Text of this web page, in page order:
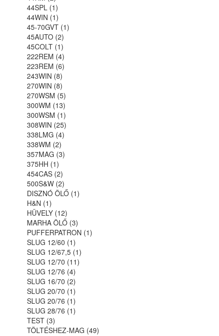
44SPL (1)
44WIN (1)
45-70GVT (1)
45AUTO (2)
45COLT (1)
222REM (4)
223REM (6)
243WIN (8)
270WIN (8)
270WSM (5)
300WM (13)
300WSM (1)
308WIN (25)
338LMG (4)
338WM (2)
357MAG (3)
375HH (1)
454CAS (2)
500S&W (2)
DISZNÓ ÖLŐ (1)
H&N (1)
HÜVELY (12)
MARHA ÖLŐ (3)
PUFFERPATRON (1)
SLUG 12/60 (1)
SLUG 12/67,5 (1)
SLUG 12/70 (11)
SLUG 12/76 (4)
SLUG 16/70 (2)
SLUG 20/70 (1)
SLUG 20/76 (1)
SLUG 28/76 (1)
TEST (3)
TÖLTÉSHEZ-MAG (49)